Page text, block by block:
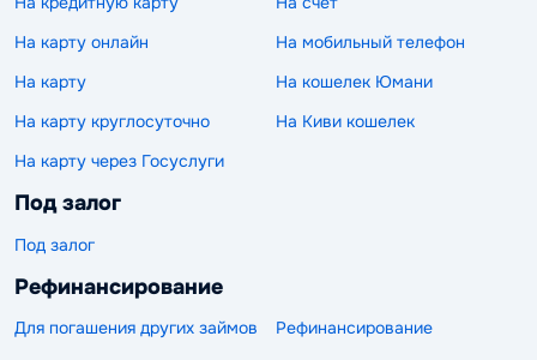
На карту онлайн
На мобильный телефон
На карту
На кошелек Юмани
На карту круглосуточно
На Киви кошелек
На карту через Госуслуги
Под залог
Под залог
Рефинансирование
Для погашения других займов Рефинансирование